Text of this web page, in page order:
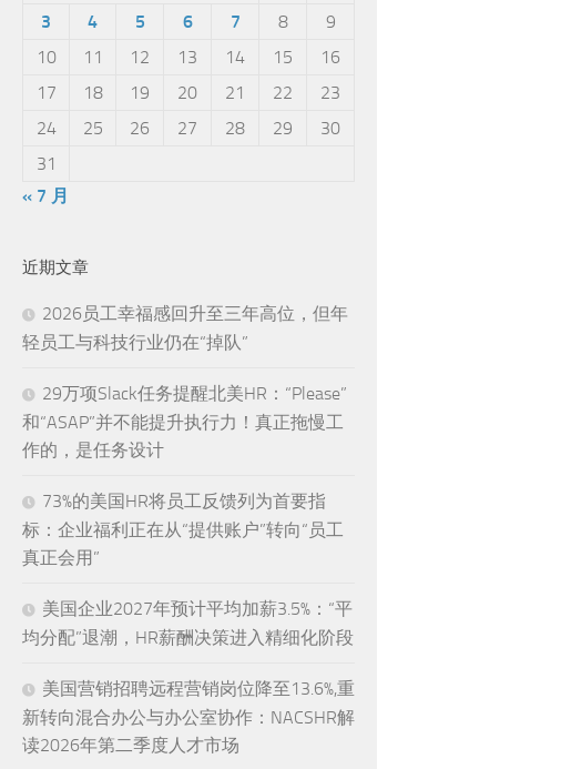
3
4 5 6 7 8
9
10
11 12 13 14 15
16
17
18 19 20 21 22
23
24
25 26 27 28 29
30
31
« 7 月
近期文章
2026员工幸福感回升至三年高位，但年
轻员工与科技行业仍在“掉队”
29万项Slack任务提醒北美HR：“Please”
和“ASAP”并不能提升执行力！真正拖慢工
作的，是任务设计
73%的美国HR将员工反馈列为首要指
标：企业福利正在从“提供账户”转向“员工
真正会用”
美国企业2027年预计平均加薪3.5%：“平
均分配”退潮，HR薪酬决策进入精细化阶段
美国营销招聘远程营销岗位降至13.6%,重
新转向混合办公与办公室协作：NACSHR解
读2026年第二季度人才市场